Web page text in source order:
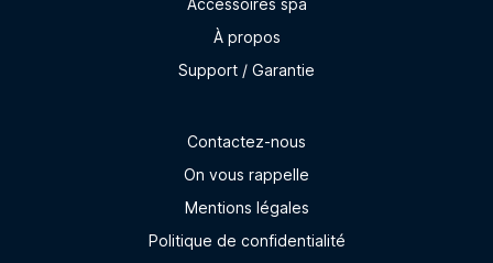
Accessoires spa
À propos
Support / Garantie
Contactez-nous
On vous rappelle
Mentions légales
Politique de confidentialité